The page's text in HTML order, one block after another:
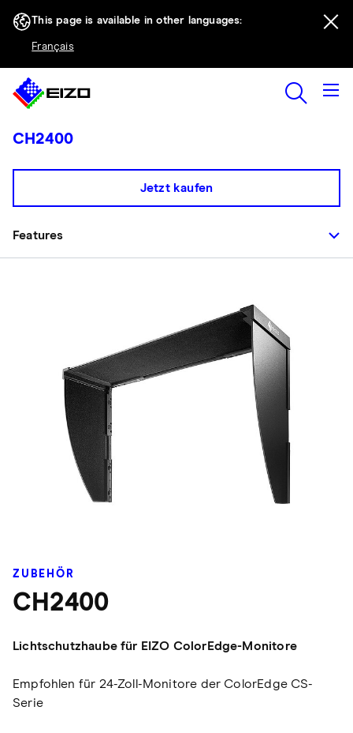
This page is available in other languages:
Français
CH2400
Features
Jetzt kaufen
ZUBEHÖR
CH2400
Lichtschutzhaube für EIZO ColorEdge-Monitore
Empfohlen für 24-Zoll-Monitore der ColorEdge CS-
Serie